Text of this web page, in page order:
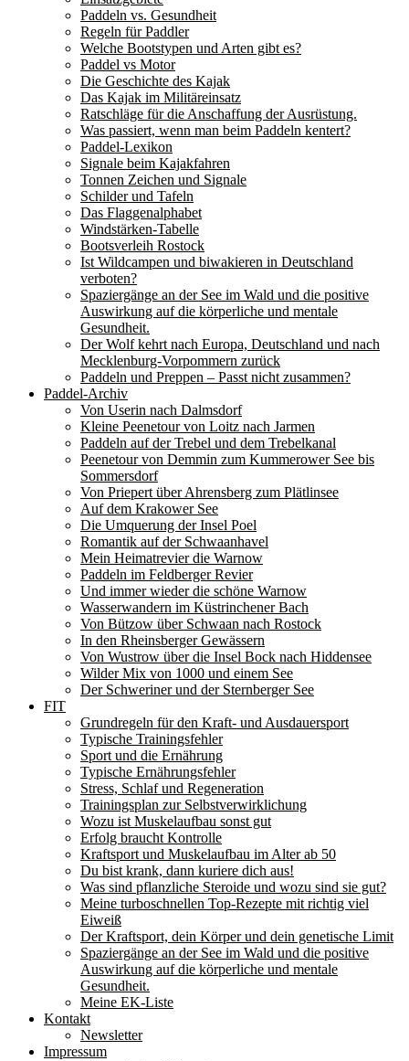
Paddeln vs. Gesundheit
Regeln für Paddler
Welche Bootstypen und Arten gibt es?
Paddel vs Motor
Die Geschichte des Kajak
Das Kajak im Militäreinsatz
Ratschläge für die Anschaffung der Ausrüstung.
Was passiert, wenn man beim Paddeln kentert?
Paddel-Lexikon
Signale beim Kajakfahren
Tonnen Zeichen und Signale
Schilder und Tafeln
Das Flaggenalphabet
Windstärken-Tabelle
Bootsverleih Rostock
Ist Wildcampen und biwakieren in Deutschland
verboten?
Spaziergänge an der See im Wald und die positive
Auswirkung auf die körperliche und mentale
Gesundheit.
Der Wolf kehrt nach Europa, Deutschland und nach
Mecklenburg-Vorpommern zurück
Paddeln und Preppen – Passt nicht zusammen?
Paddel-Archiv
Von Userin nach Dalmsdorf
Kleine Peenetour von Loitz nach Jarmen
Paddeln auf der Trebel und dem Trebelkanal
Peenetour von Demmin zum Kummerower See bis
Sommersdorf
Von Priepert über Ahrensberg zum Plätlinsee
Auf dem Krakower See
Die Umquerung der Insel Poel
Romantik auf der Schwaanhavel
Mein Heimatrevier die Warnow
Paddeln im Feldberger Revier
Und immer wieder die schöne Warnow
Wasserwandern im Küstrinchener Bach
Von Bützow über Schwaan nach Rostock
In den Rheinsberger Gewässern
Von Wustrow über die Insel Bock nach Hiddensee
Wilder Mix von 1000 und einem See
Der Schweriner und der Sternberger See
FIT
Grundregeln für den Kraft- und Ausdauersport
Typische Trainingsfehler
Sport und die Ernährung
Typische Ernährungsfehler
Stress, Schlaf und Regeneration
Trainingsplan zur Selbstverwirklichung
Wozu ist Muskelaufbau sonst gut
Erfolg braucht Kontrolle
Kraftsport und Muskelaufbau im Alter ab 50
Du bist krank, dann kuriere dich aus!
Was sind pflanzliche Steroide und wozu sind sie gut?
Meine turboschnellen Top-Rezepte mit richtig viel
Eiweiß
Der Kraftsport, dein Körper und dein genetische Limit
Spaziergänge an der See im Wald und die positive
Auswirkung auf die körperliche und mentale
Gesundheit.
Meine EK-Liste
Kontakt
Newsletter
Impressum